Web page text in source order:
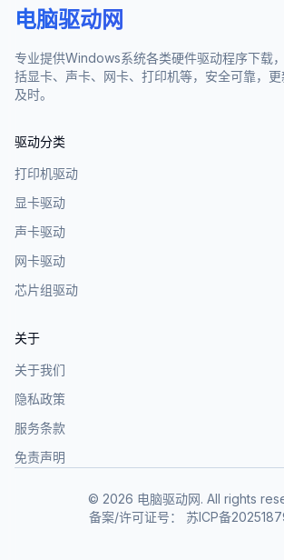
电脑驱动网
专业提供Windows系统各类硬件驱动程序下载
括显卡、声卡、网卡、打印机等，安全可靠，更
及时。
驱动分类
打印机驱动
显卡驱动
声卡驱动
网卡驱动
芯片组驱动
关于
关于我们
隐私政策
服务条款
免责声明
© 2026 电脑驱动网. All rights
备案/许可证号：
苏ICP备